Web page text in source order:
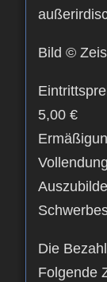
Bild ©
5,00 €
Die
Folgende